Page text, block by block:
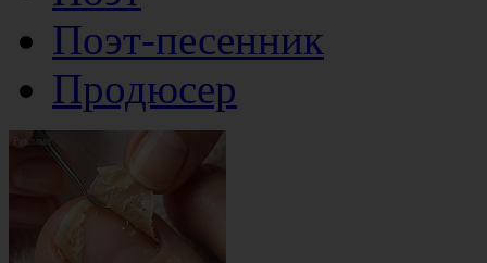
Поэт-песенник
Продюсер